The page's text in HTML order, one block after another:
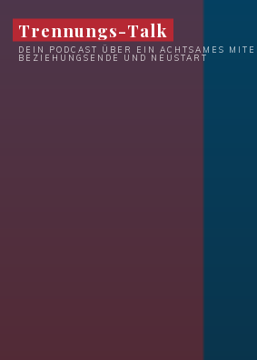
Inhalt
springen
Trennungs-Talk
DEIN PODCAST ÜBER EIN ACHTSAMES
BEZIEHUNGSENDE UND NEUSTART